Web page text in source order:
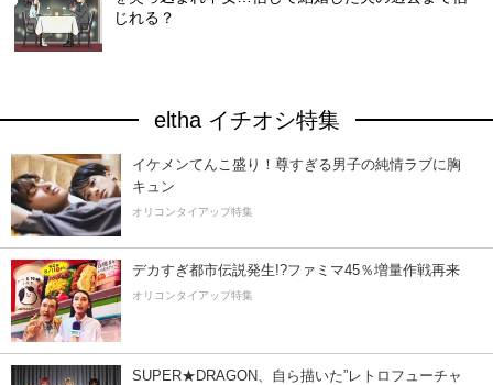
じれる？
eltha イチオシ特集
イケメンてんこ盛り！尊すぎる男子の純情ラブに胸
キュン
オリコンタイアップ特集
デカすぎ都市伝説発生!?ファミマ45％増量作戦再来
オリコンタイアップ特集
SUPER★DRAGON、自ら描いた”レトロフューチャ